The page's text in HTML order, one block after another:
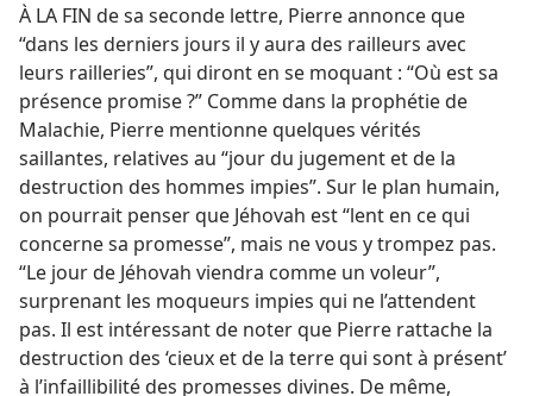
À LA FIN de sa seconde lettre, Pierre annonce que
“dans les derniers jours il y aura des railleurs avec
leurs railleries”, qui diront en se moquant : “Où est sa
présence promise ?” Comme dans la prophétie de
Malachie, Pierre mentionne quelques vérités
saillantes, relatives au “jour du jugement et de la
destruction des hommes impies”. Sur le plan humain,
on pourrait penser que Jéhovah est “lent en ce qui
concerne sa promesse”, mais ne vous y trompez pas.
“Le jour de Jéhovah viendra comme un voleur”,
surprenant les moqueurs impies qui ne l’attendent
pas. Il est intéressant de noter que Pierre rattache la
destruction des ‘cieux et de la terre qui sont à présent’
à l’infaillibilité des promesses divines. De même,